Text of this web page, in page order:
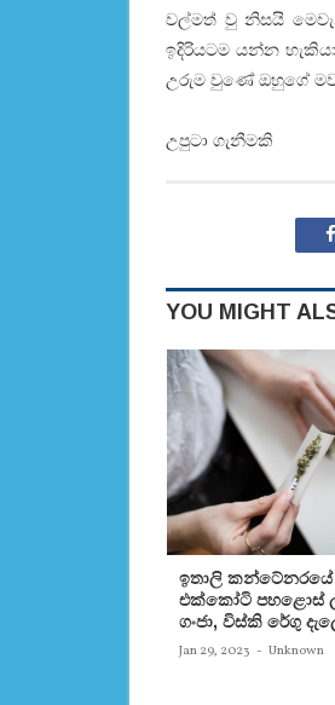
වල්මත් වු නිසයි
ඉදිරියටම යන්න
උරුම වුණේ ඔහුගේ
උපුටා ගැනීමකි
YOU MIGHT
ඉතාලි
එක්‌කෝටි පහළොස්‌
ගංජා, විස්‌කි රේගු
Jan 29, 2023 - Unknown